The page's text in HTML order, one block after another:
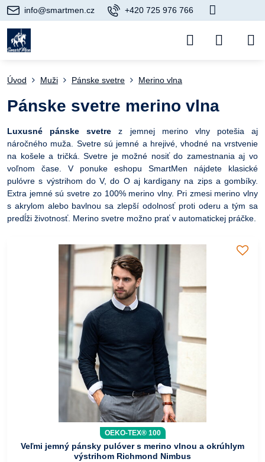
info@smartmen.cz +420 725 976 766
Úvod Muži Pánske svetre Merino vlna
Pánske svetre merino vlna
Luxusné pánske svetre z jemnej merino vlny potešia aj
náročného muža. Svetre sú jemné a hrejivé, vhodné na vrstvenie
na košele a tričká. Svetre je možné nosiť do zamestnania aj vo
voľnom čase. V ponuke eshopu SmartMen nájdete klasické
pulóvre s výstrihom do V, do O aj kardigany na zips a gombíky.
Extra jemné sú svetre zo 100% merino vlny. Pri zmesi merino vlny
s akrylom alebo bavlnou sa zlepší odolnosť proti oderu a tým sa
predĺži životnosť. Merino svetre možno prať v automatickej práčke.
OEKO-TEX® 100
Veľmi jemný pánsky pulóver s merino vlnou a okrúhlym
výstrihom Richmond Nimbus